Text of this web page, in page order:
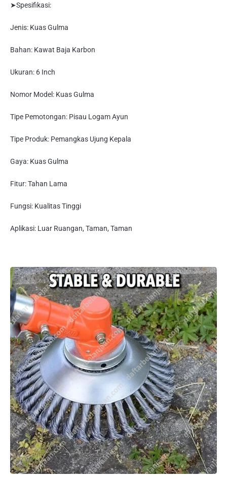
➤Spesifikasi:
Jenis: Kuas Gulma
Bahan: Kawat Baja Karbon
Ukuran: 6 Inch
Nomor Model: Kuas Gulma
Tipe Pemotongan: Pisau Logam Ayun
Tipe Produk: Pemangkas Ujung Kepala
Gaya: Kuas Gulma
Fitur: Tahan Lama
Fungsi: Kualitas Tinggi
Aplikasi: Luar Ruangan, Taman, Taman